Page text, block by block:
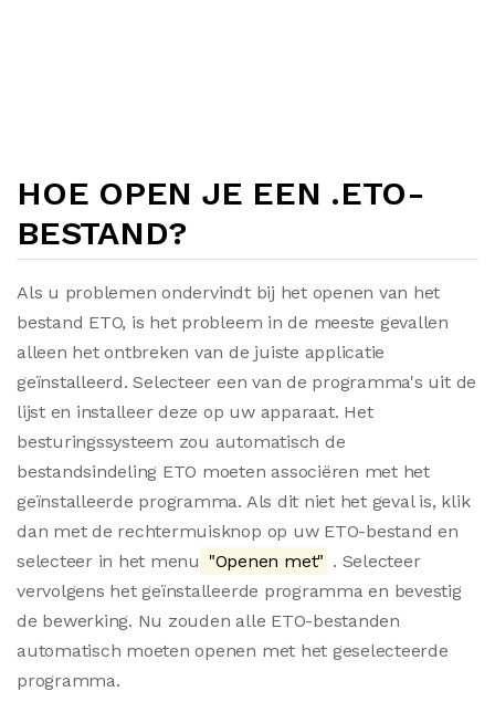
HOE OPEN JE EEN .ETO-
BESTAND?
Als u problemen ondervindt bij het openen van het
bestand ETO, is het probleem in de meeste gevallen
alleen het ontbreken van de juiste applicatie
geïnstalleerd. Selecteer een van de programma's uit de
lijst en installeer deze op uw apparaat. Het
besturingssysteem zou automatisch de
bestandsindeling ETO moeten associëren met het
geïnstalleerde programma. Als dit niet het geval is, klik
dan met de rechtermuisknop op uw ETO-bestand en
selecteer in het menu "Openen met" . Selecteer
vervolgens het geïnstalleerde programma en bevestig
de bewerking. Nu zouden alle ETO-bestanden
automatisch moeten openen met het geselecteerde
programma.